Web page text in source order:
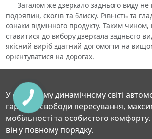
Загалом же дзеркало заднього виду не
подряпин, сколів та блиску. Рівність та
ознаки відмінного продукту. Таким
ставитися до вибору дзеркала заднього
якісний виріб здатний допомогти на
орієнтуватися на дорогах.
У сучасному динамічному світі
гарантія свободи пересування,
мобільності та особистого
він у повному порядку.